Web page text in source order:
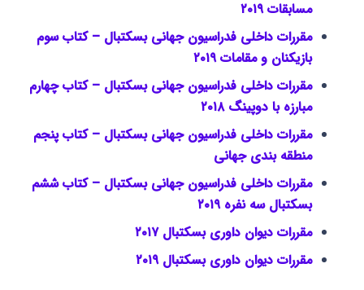
مسابقات ۲۰۱۹
مقررات داخلی فدراسیون جهانی بسکتبال – کتاب سوم
بازیکنان و مقامات ۲۰۱۹
مقررات داخلی فدراسیون جهانی بسکتبال – کتاب چهارم
مبارزه با دوپینگ ۲۰۱۸
مقررات داخلی فدراسیون جهانی بسکتبال – کتاب پنجم
منطقه بندی جهانی
مقررات داخلی فدراسیون جهانی بسکتبال – کتاب ششم
بسکتبال سه نفره ۲۰۱۹
مقررات دیوان داوری بسکتبال ۲۰۱۷
مقررات دیوان داوری بسکتبال ۲۰۱۹